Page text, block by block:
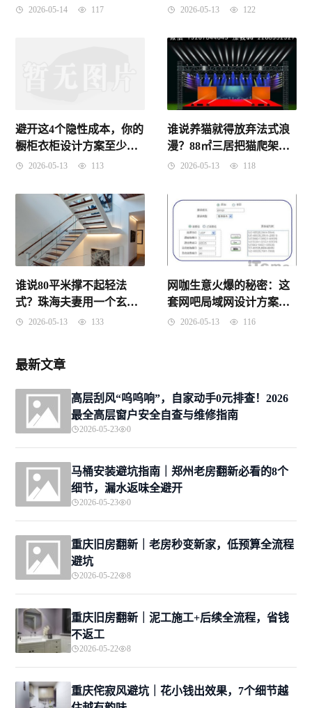
业主省了28%硬景占地
2026-05-14 117
算 2026-05-13 122
避开这4个隐性成本，你的
橱柜衣柜设计方案至少省2
万 2026-05-13 113
谁说养猫就得放弃法式浪
漫？88㎡三居把猫爬架藏
进石膏线里
2026-05-13 118
谁说80平米撑不起轻法
式？珠海夫妻用一个玄关
柜和两根石膏线，让浪漫
2026-05-13 133
网咖生意火爆的秘密：这
套网吧局域网设计方案，
让游戏延迟直降70%
2026-05-13 116
最新文章
高层刮风“呜呜响”，自家动手0元排查！2026
最全高层窗户安全自查与维修指南
2026-05-23 0
马桶安装避坑指南｜郑州老房翻新必看的8个
细节，漏水返味全避开
2026-05-23 0
重庆旧房翻新｜老房秒变新家，低预算全流程
避坑
2026-05-22 8
重庆旧房翻新｜泥工施工+后续全流程，省钱
不返工
2026-05-22 8
重庆侘寂风避坑｜花小钱出效果，7个细节越